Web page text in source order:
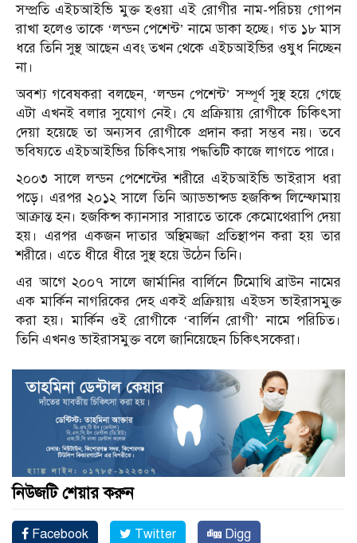
সম্প্রতি এইচআইভি মুক্ত হওয়া এই রোগীর নাম-পরিচয় গোপন
রাখা হলেও তাকে ‘লন্ডন পেশেন্ট’ নামে ডাকা হচ্ছে। গত ১৮ মাস
ধরে তিনি সুস্থ আছেন এবং তখন থেকে এইচআইভির ওষুধ নিচ্ছেন
না।
অবশ্য গবেষকরা বলছেন, ‘লন্ডন পেশেন্ট’ সম্পূর্ণ সুস্থ হয়ে গেছে
এটা এখনই বলার সুযোগ নেই। যে প্রক্রিয়ায় রোগীকে চিকিৎসা
দেয়া হয়েছে তা অন্যসব রোগীকে প্রদান করা সম্ভব নয়। তবে
ভবিষ্যতে এইচআইভির চিকিৎসায় পদ্ধতিটি কাজে লাগতে পারে।
২০০৩ সালে লন্ডন পেশেন্টের শরীরে এইচআইভি ভাইরাস ধরা
পড়ে। এরপর ২০১২ সালে তিনি অ্যাডভান্সড হজকিন্স লিম্ফোমায়
আক্রান্ত হন। হজকিন্স ক্যানসার সারাতে তাকে কেমোথেরাপি দেয়া
হয়। এরপর একজন দাতার অস্থিমজ্জা প্রতিস্থাপন করা হয় তার
শরীরে। এতে ধীরে ধীরে সুস্থ হয়ে উঠেন তিনি।
এর আগে ২০০৭ সালে জার্মানির বার্লিনে টিমোথি ব্রাউন নামের
এক মার্কিন নাগরিকের দেহ একই প্রক্রিয়ায় এইডস ভাইরাসমুক্ত
করা হয়। মার্কিন ওই রোগীকে ‘বার্লিন রোগী’ নামে পরিচিত।
তিনি এখনও ভাইরাসমুক্ত বলে জানিয়েছেন চিকিৎসকেরা।
নিউজটি শেয়ার করুন
Facebook Twitter Digg